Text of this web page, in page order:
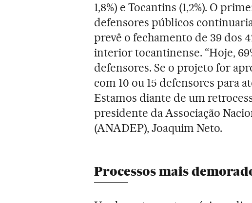
1,8%) e Tocantins (1,2%). O
defensores públicos
prevê o fechamento de 39 dos
interior tocantinense. “Hoje,
defensores. Se o projeto for
com 10 ou 15 defensores para
Estamos diante de um
presidente da Associação
(ANADEP), Joaquim Neto.
Processos mais